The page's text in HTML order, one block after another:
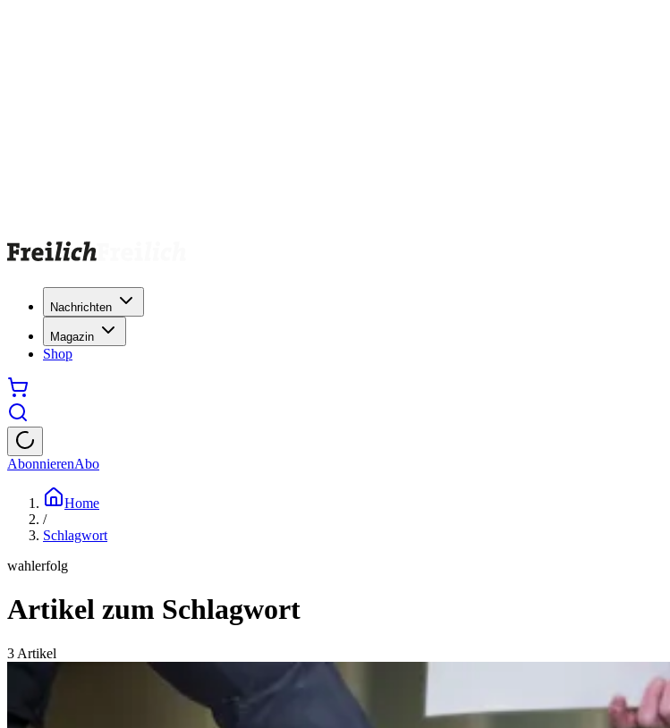
Nachrichten
Magazin
Shop
AbonnierenAbo
Home
/
Schlagwort
wahlerfolg
Artikel zum Schlagwort
3 Artikel